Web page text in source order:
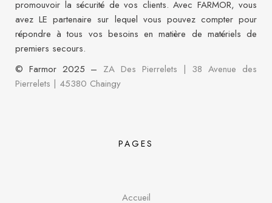
promouvoir la sécurité de vos clients. Avec FARMOR, vous
avez LE partenaire sur lequel vous pouvez compter pour
répondre à tous vos besoins en matière de matériels de
premiers secours.
© Farmor 2025 – ZA Des Pierrelets | 38 Avenue des
Pierrelets | 45380 Chaingy
PAGES
Accueil